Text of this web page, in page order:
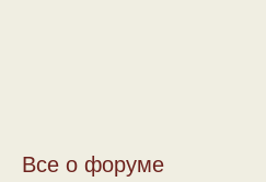
Все о форуме